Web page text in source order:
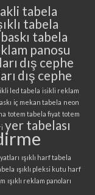
tabela
tabela
tabela
panosu
dış cephe
dış cephe
led tabela isikli reklam
iç mekan tabela neon
totem tabela fiyat totem
yer tabelası
ışıklı harf tabela
ışıklı pleksi kutu harf
ışıklı reklam panoları